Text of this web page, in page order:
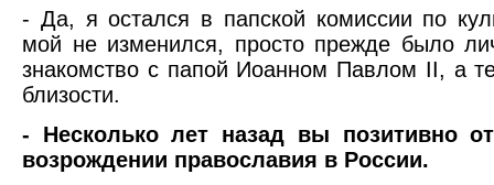
- Да, я остался в папской комиссии по
мой не изменился, просто прежде было
знакомство с папой Иоанном Павлом II, а
близости.
- Несколько лет назад вы позитивно
возрождении православия в России.